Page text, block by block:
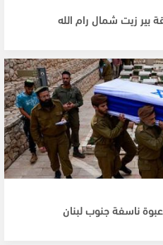
زيت شمال رام الله
عبوة ناسفة جنوب لبنان